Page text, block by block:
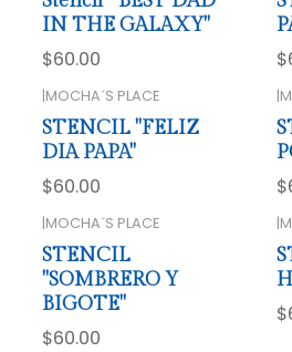
IN THE GALAXY"
$60.00
|MOCHA´S PLACE
STENCIL "FELIZ
DIA PAPA"
$60.00
|
|MOCHA´S PLACE
STENCIL
"SOMBRERO Y
BIGOTE"
$60.00
|